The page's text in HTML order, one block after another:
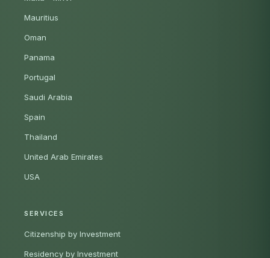
Mauritius
Oman
Panama
Portugal
Saudi Arabia
Spain
Thailand
United Arab Emirates
USA
SERVICES
Citizenship by Investment
Residency by Investment